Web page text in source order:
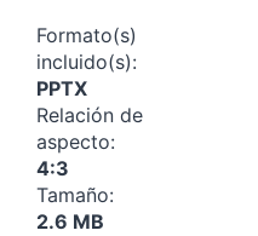
Formato(s)
incluido(s):
PPTX
Relación de
aspecto:
4:3
Tamaño:
2.6 MB